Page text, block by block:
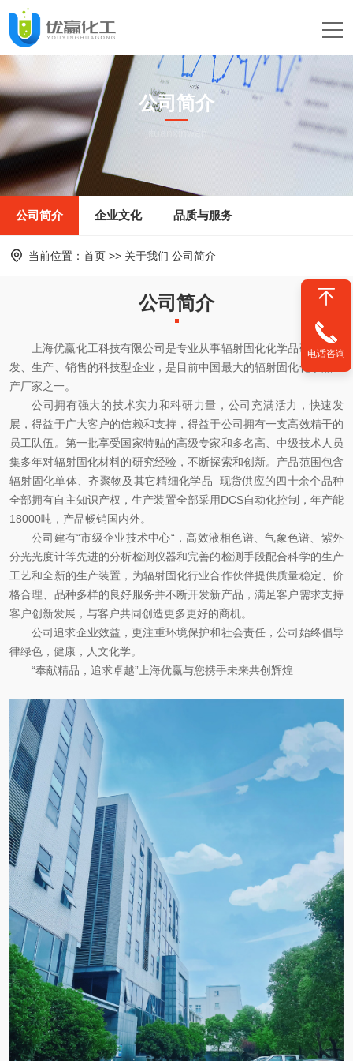
公司简介
jituanxinwen
公司简介 企业文化 品质与服务
当前位置： 首页 >> 关于我们 公司简介
公司简介
上海优赢化工科技有限公司是专业从事辐射固化化学品研究、开
发、生产、销售的科技型企业，是目前中国最大的辐射固化化学品生
产厂家之一。
公司拥有强大的技术实力和科研力量，公司充满活力，快速发
展，得益于广大客户的信赖和支持，得益于公司拥有一支高效精干的
员工队伍。第一批享受国家特贴的高级专家和多名高、中级技术人员
集多年对辐射固化材料的研究经验，不断探索和创新。产品范围包含
辐射固化单体、齐聚物及其它精细化学品 现货供应的四十余个品种
全部拥有自主知识产权，生产装置全部采用DCS自动化控制，年产能
18000吨，产品畅销国内外。
公司建有“市级企业技术中心“，高效液相色谱、气象色谱、紫外
分光光度计等先进的分析检测仪器和完善的检测手段配合科学的生产
工艺和全新的生产装置，为辐射固化行业合作伙伴提供质量稳定、价
格合理、品种多样的良好服务并不断开发新产品，满足客户需求支持
客户创新发展，与客户共同创造更多更好的商机。
公司追求企业效益，更注重环境保护和社会责任，公司始终倡导
律绿色，健康，人文化学。
“奉献精品，追求卓越”上海优赢与您携手未来共创辉煌
电话咨询